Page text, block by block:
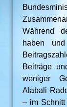
Während
haben
Beiträge
weniger
Alabali
– im